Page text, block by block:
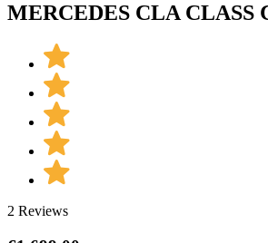
MERCEDES CLA CLASS
2 Reviews